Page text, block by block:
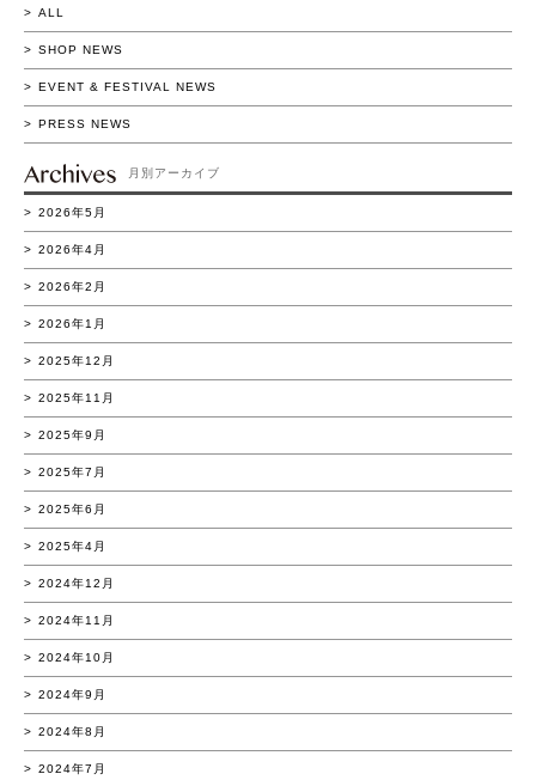
ALL
SHOP NEWS
EVENT & FESTIVAL NEWS
PRESS NEWS
月別アーカイブ
2026年5月
2026年4月
2026年2月
2026年1月
2025年12月
2025年11月
2025年9月
2025年7月
2025年6月
2025年4月
2024年12月
2024年11月
2024年10月
2024年9月
2024年8月
2024年7月